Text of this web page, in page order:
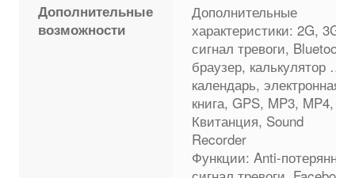
Дополнительные
возможности
Дополнительные
характеристики: 2G, 3G,
сигнал тревоги, Bluetooth,
браузер, калькулятор …,
календарь, электронная
книга, GPS, MP3, MP4,
Квитанция, Sound
Recorder
Функции: Anti-потерянный